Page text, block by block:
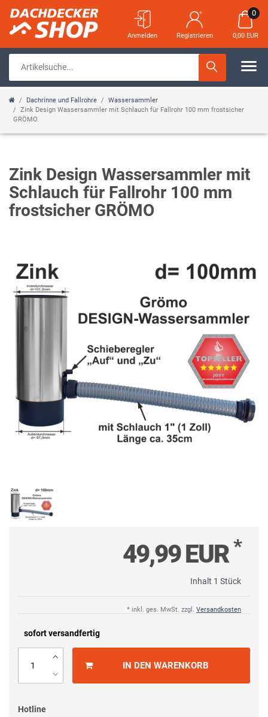
Anmelden Registrieren
0
0,00 EUR
Dachrinne und Fallrohre
Wassersammler
Zink Design Wassersammler mit Schlauch für Fallrohr 100 mm frostsicher
GRÖMO
Zink Design Wassersammler mit
Schlauch für Fallrohr 100 mm
frostsicher GRÖMO
49,99 EUR*
Inhalt 1 Stück
* inkl. ges. MwSt. zzgl. Versandkosten
sofort versandfertig
IN DEN WARENKORB
Hotline